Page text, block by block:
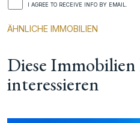
I AGREE TO RECEIVE INFO BY EMAIL.
ÄHNLICHE IMMOBILIEN
Diese
interessieren